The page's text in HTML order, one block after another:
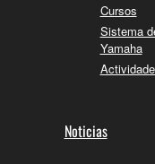
Cursos
Sistema
Yamaha
Noticias